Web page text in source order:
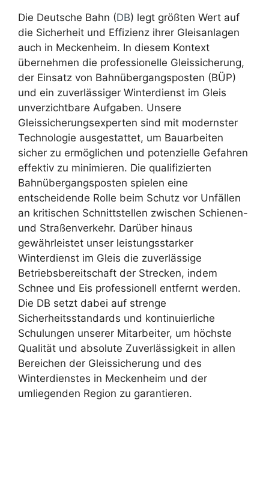
Die Deutsche Bahn (DB) legt größten Wert auf
die Sicherheit und Effizienz ihrer Gleisanlagen
auch in Meckenheim. In diesem Kontext
übernehmen die professionelle Gleissicherung,
der Einsatz von Bahnübergangsposten (BÜP)
und ein zuverlässiger Winterdienst im Gleis
unverzichtbare Aufgaben. Unsere
Gleissicherungsexperten sind mit modernster
Technologie ausgestattet, um Bauarbeiten
sicher zu ermöglichen und potenzielle Gefahren
effektiv zu minimieren. Die qualifizierten
Bahnübergangsposten spielen eine
entscheidende Rolle beim Schutz vor Unfällen
an kritischen Schnittstellen zwischen Schienen-
und Straßenverkehr. Darüber hinaus
gewährleistet unser leistungsstarker
Winterdienst im Gleis die zuverlässige
Betriebsbereitschaft der Strecken, indem
Schnee und Eis professionell entfernt werden.
Die DB setzt dabei auf strenge
Sicherheitsstandards und kontinuierliche
Schulungen unserer Mitarbeiter, um höchste
Qualität und absolute Zuverlässigkeit in allen
Bereichen der Gleissicherung und des
Winterdienstes in Meckenheim und der
umliegenden Region zu garantieren.